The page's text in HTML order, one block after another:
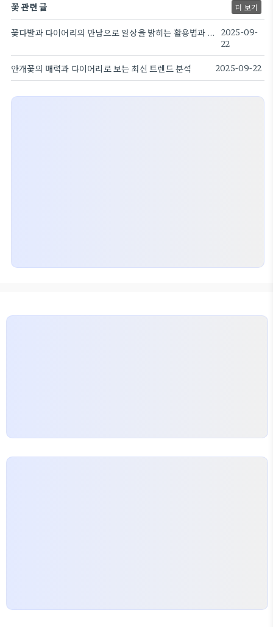
꽃 관련 글 더 보기
꽃다발과 다이어리의 만남으로 일상을 밝히는 활용법과 트렌드 앱
2025-09-
22
안개꽃의 매력과 다이어리로 보는 최신 트렌드 분석 2025-09-22